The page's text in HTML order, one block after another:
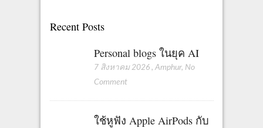
a
o
Recent Posts
Personal blogs ในยุค AI
7 สิงหาคม 2026 , Amphur, No
Comment
ใช้หูฟัง Apple AirPods กับ